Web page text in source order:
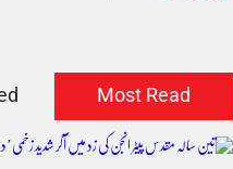
Most Read